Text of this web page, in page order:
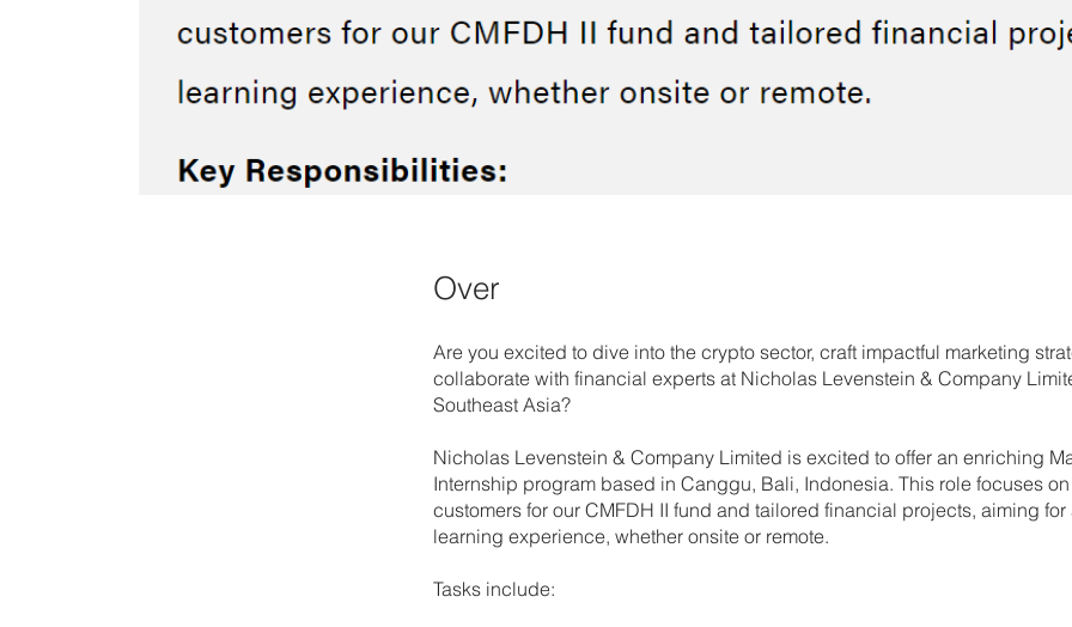
Over
Are you excited to dive into the crypto sector, craft impactful marketing
collaborate with financial experts at Nicholas Levenstein & Company
Southeast Asia?
Nicholas Levenstein & Company Limited is excited to offer an enriching
Internship program based in Canggu, Bali, Indonesia. This role focuses
customers for our CMFDH II fund and tailored financial projects, aiming for
learning experience, whether onsite or remote.
Tasks include: